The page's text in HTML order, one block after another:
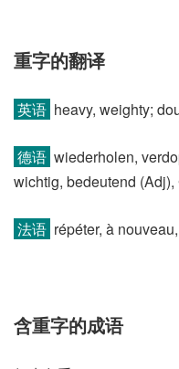
重字的翻译
英语 heavy, weighty;
德语 wiederholen,
wichtig, bedeutend
法语 répéter, à
含重字的成语